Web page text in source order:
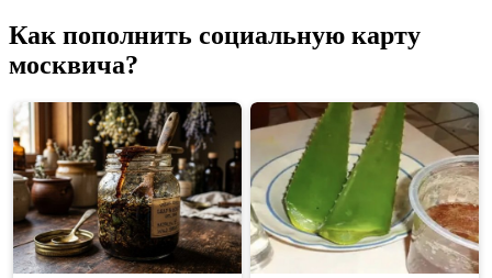
Как пополнить социальную карту
москвича?